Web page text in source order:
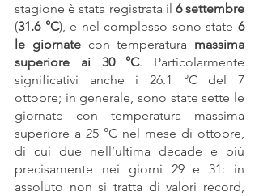
stagione è stata registrata il 6 settembre
(31.6 °C), e nel complesso sono state 6
le giornate con temperatura massima
superiore ai 30 °C. Particolarmente
significativi anche i 26.1 °C del 7
ottobre; in generale, sono state sette le
giornate con temperatura massima
superiore a 25 °C nel mese di ottobre,
di cui due nell’ultima decade e più
precisamente nei giorni 29 e 31: in
assoluto non si tratta di valori record,